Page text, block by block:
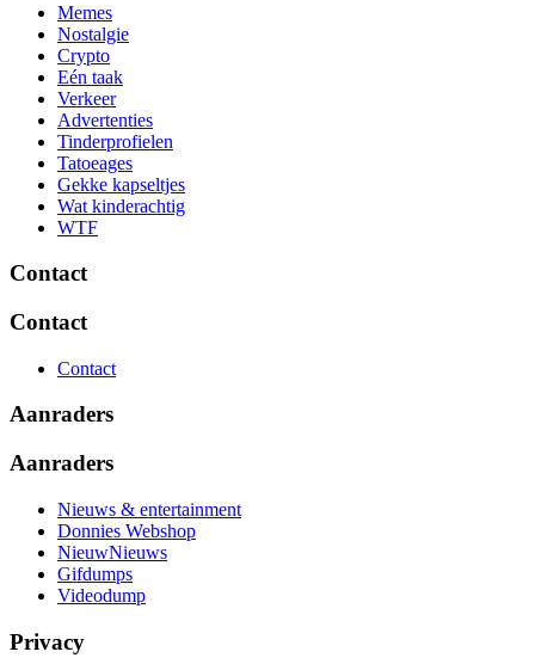
Memes
Nostalgie
Crypto
Eén taak
Verkeer
Advertenties
Tinderprofielen
Tatoeages
Gekke kapseltjes
Wat kinderachtig
WTF
Contact
Contact
Contact
Aanraders
Aanraders
Nieuws & entertainment
Donnies Webshop
NieuwNieuws
Gifdumps
Videodump
Privacy